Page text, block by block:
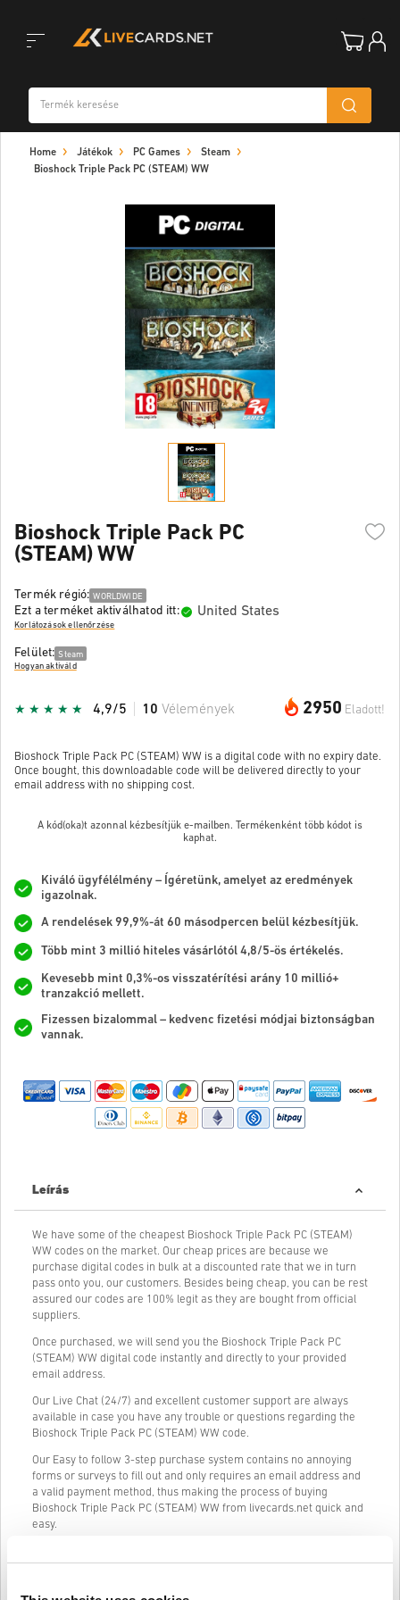
navigation
Home Játékok PC Games
Steam
Bioshock Triple Pack PC (STEAM) WW
Bioshock Triple Pack PC
(STEAM) WW
Termék régió: WORLDWIDE
Ezt a terméket aktiválhatod itt: United States
Korlátozások ellenőrzése
Felület: Steam
Hogyan aktiváld
2950 Eladott!
4,9/5 10 Vélemények
Bioshock Triple Pack PC (STEAM) WW is a digital code with no expiry date.
Once bought, this downloadable code will be delivered directly to your
email address with no shipping cost.
A kód(oka)t azonnal kézbesítjük e-mailben. Termékenként több kódot is
kaphat.
Kiváló ügyfélélmény – Ígéretünk, amelyet az eredmények
igazolnak.
A rendelések 99,9%-át 60 másodpercen belül kézbesítjük.
Több mint 3 millió hiteles vásárlótól 4,8/5-ös értékelés.
Kevesebb mint 0,3%-os visszatérítési arány 10 millió+
tranzakció mellett.
Fizessen bizalommal – kedvenc fizetési módjai biztonságban
vannak.
Leírás
We have some of the cheapest Bioshock Triple Pack PC (STEAM)
WW codes on the market. Our cheap prices are because we
purchase digital codes in bulk at a discounted rate that we in turn
pass onto you, our customers. Besides being cheap, you can be rest
assured our codes are 100% legit as they are bought from official
suppliers.
Once purchased, we will send you the Bioshock Triple Pack PC
(STEAM) WW digital code instantly and directly to your provided
email address.
Our Live Chat (24/7) and excellent customer support are always
available in case you have any trouble or questions regarding the
Bioshock Triple Pack PC (STEAM) WW code.
Our Easy to follow 3-step purchase system contains no annoying
forms or surveys to fill out and only requires an email address and
a valid payment method, thus making the process of buying
Bioshock Triple Pack PC (STEAM) WW from livecards.net quick and
easy.